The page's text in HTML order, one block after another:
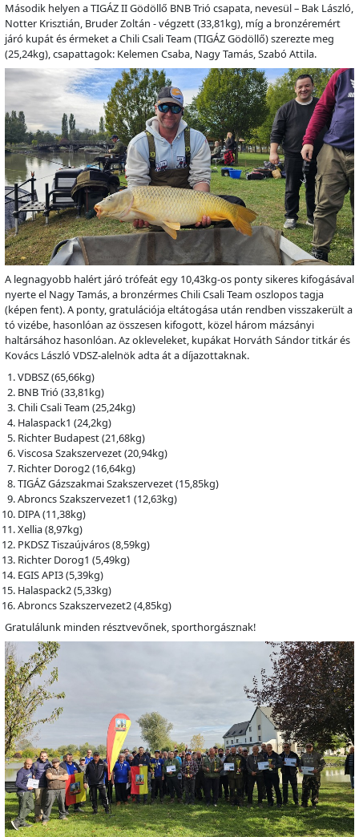
Második helyen a TIGÁZ II Gödöllő BNB Trió csapata, nevesül – Bak László,
Notter Krisztián, Bruder Zoltán - végzett (33,81kg), míg a bronzéremért
járó kupát és érmeket a Chili Csali Team (TIGÁZ Gödöllő) szerezte meg
(25,24kg), csapattagok: Kelemen Csaba, Nagy Tamás, Szabó Attila.
A legnagyobb halért járó trófeát egy 10,43kg-os ponty sikeres kifogásával
nyerte el Nagy Tamás, a bronzérmes Chili Csali Team oszlopos tagja
(képen fent). A ponty, gratulációja eltátogása után rendben visszakerült a
tó vizébe, hasonlóan az összesen kifogott, közel három mázsányi
haltársához hasonlóan. Az okleveleket, kupákat Horváth Sándor titkár és
Kovács László VDSZ-alelnök adta át a díjazottaknak.
VDBSZ (65,66kg)
BNB Trió (33,81kg)
Chili Csali Team (25,24kg)
Halaspack1 (24,2kg)
Richter Budapest (21,68kg)
Viscosa Szakszervezet (20,94kg)
Richter Dorog2 (16,64kg)
TIGÁZ Gázszakmai Szakszervezet (15,85kg)
Abroncs Szakszervezet1 (12,63kg)
DIPA (11,38kg)
Xellia (8,97kg)
PKDSZ Tiszaújváros (8,59kg)
Richter Dorog1 (5,49kg)
EGIS API3 (5,39kg)
Halaspack2 (5,33kg)
Abroncs Szakszervezet2 (4,85kg)
Gratulálunk minden résztvevőnek, sporthorgásznak!